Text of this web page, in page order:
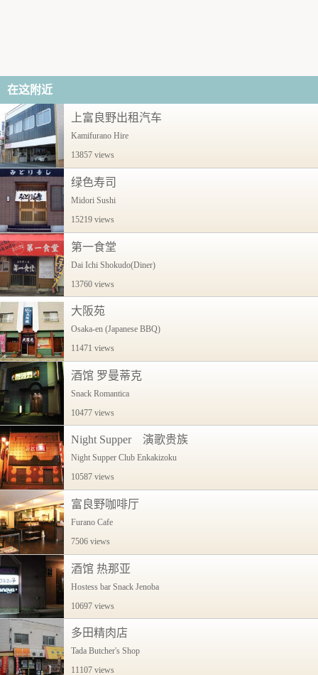
在这附近
上富良野出租汽车
Kamifurano Hire
13857 views
绿色寿司
Midori Sushi
15219 views
第一食堂
Dai Ichi Shokudo(Diner)
13760 views
大阪苑
Osaka-en (Japanese BBQ)
11471 views
酒馆 罗曼蒂克
Snack Romantica
10477 views
Night Supper 演歌贵族
Night Supper Club Enkakizoku
10587 views
富良野咖啡厅
Furano Cafe
7506 views
酒馆 热那亚
Hostess bar Snack Jenoba
10697 views
多田精肉店
Tada Butcher's Shop
11107 views